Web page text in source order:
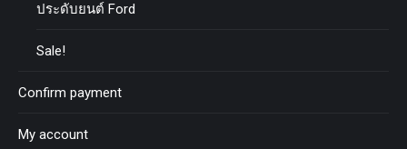
ประดับยนต์ Ford
Sale!
Confirm payment
My account